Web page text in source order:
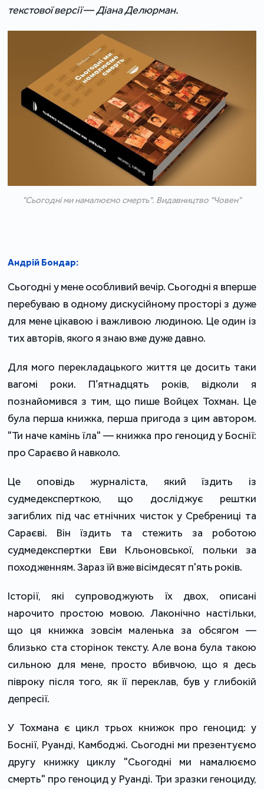
текстової версії—Діана Делюрман.
"Сьогодні ми намалюємо смерть". Видавництво "Човен"
Андрій Бондар:
Сьогодні у мене особливий вечір. Сьогодні я вперше
перебуваю в одному дискусійному просторі з дуже
для мене цікавою і важливою людиною. Це один із
тих авторів, якого я знаю вже дуже давно.
Для мого перекладацького життя це досить таки
вагомі роки. П’ятнадцять років, відколи я
познайомився з тим, що пише Войцех Тохман. Це
була перша книжка, перша пригода з цим автором.
"Ти наче камінь їла" — книжка про геноцид у Боснії:
про Сараєво й навколо.
Це оповідь журналіста, який їздить із
судмедексперткою, що досліджує рештки
загиблих під час етнічних чисток у Сребрениці та
Сараєві. Він їздить та стежить за роботою
судмедекспертки Еви Кльоновської, польки за
походженням. Зараз їй вже вісімдесят п'ять років.
Історії, які супроводжують їх двох, описані
нарочито простою мовою. Лаконічно настільки,
що ця книжка зовсім маленька за обсягом —
близько ста сторінок тексту. Але вона була такою
сильною для мене, просто вбивчою, що я десь
півроку після того, як її переклав, був у глибокій
депресії.
У Тохмана є цикл трьох книжок про геноцид: у
Боснії, Руанді, Камбоджі. Сьогодні ми презентуємо
другу книжку циклу "Сьогодні ми намалюємо
смерть" про геноцид у Руанді. Три зразки геноциду,